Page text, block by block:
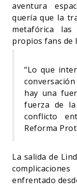
aventura
quería que la
metafórica
propios fans de
“Lo que
hay una
fuerza de
conflicto
Reforma
La salida de
enfrentado